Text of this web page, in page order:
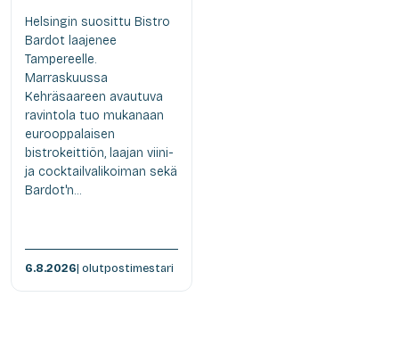
Helsingin suosittu Bistro
Bardot laajenee
Tampereelle.
Marraskuussa
Kehräsaareen avautuva
ravintola tuo mukanaan
eurooppalaisen
bistrokeittiön, laajan viini-
ja cocktailvalikoiman sekä
Bardot'n...
6.8.2026| olutpostimestari